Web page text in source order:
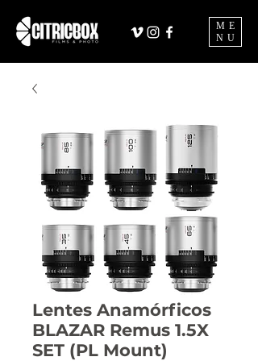
ME
NU
Lentes Anamórficos
BLAZAR Remus 1.5X
SET (PL Mount)